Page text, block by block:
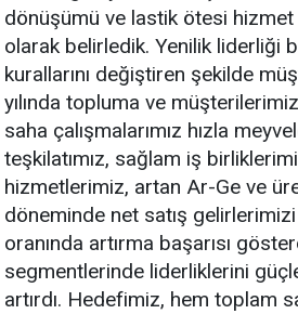
dönüşümü ve lastik ötesi
olarak belirledik. Yenilik liderliği
kurallarını değiştiren şekilde
yılında topluma ve
saha çalışmalarımız hızla
teşkilatımız, sağlam iş
hizmetlerimiz, artan Ar-Ge ve
döneminde net satış
oranında artırma başarısı
segmentlerinde liderliklerini
artırdı. Hedefimiz, hem toplam